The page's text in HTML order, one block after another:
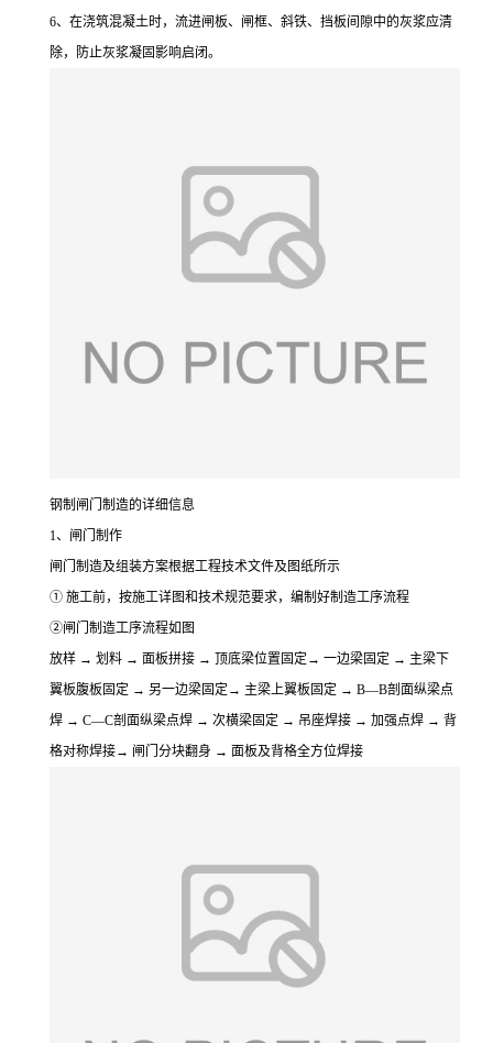
6、在浇筑混凝土时，流进闸板、闸框、斜铁、挡板间隙中的灰浆应清
除，防止灰浆凝固影响启闭。
钢制闸门制造的详细信息
1、闸门制作
闸门制造及组装方案根据工程技术文件及图纸所示
① 施工前，按施工详图和技术规范要求，编制好制造工序流程
②闸门制造工序流程如图
放样 → 划料 → 面板拼接 → 顶底梁位置固定→ 一边梁固定 → 主梁下
翼板腹板固定 → 另一边梁固定→ 主梁上翼板固定 → B—B剖面纵梁点
焊 → C—C剖面纵梁点焊 → 次横梁固定 → 吊座焊接 → 加强点焊 → 背
格对称焊接→ 闸门分块翻身 → 面板及背格全方位焊接